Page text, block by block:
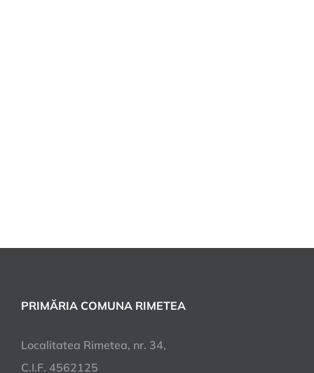
PRIMĂRIA COMUNA RIMETEA
Localitatea Rimetea, nr. 34,
C.I.F. 4562125